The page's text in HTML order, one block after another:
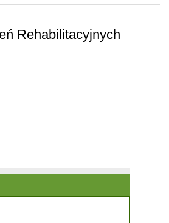
Rehabilitacyjnych